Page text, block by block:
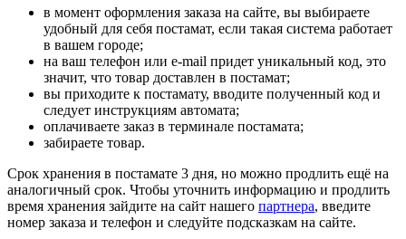
в момент оформления заказа на сайте, вы выбираете
удобный для себя постамат, если такая система работает
в вашем городе;
на ваш телефон или e-mail придет уникальный код, это
значит, что товар доставлен в постамат;
вы приходите к постамату, вводите полученный код и
следует инструкциям автомата;
оплачиваете заказ в терминале постамата;
забираете товар.
Срок хранения в постамате 3 дня, но можно продлить ещё на
аналогичный срок. Чтобы уточнить информацию и продлить
время хранения зайдите на сайт нашего партнера, введите
номер заказа и телефон и следуйте подсказкам на сайте.